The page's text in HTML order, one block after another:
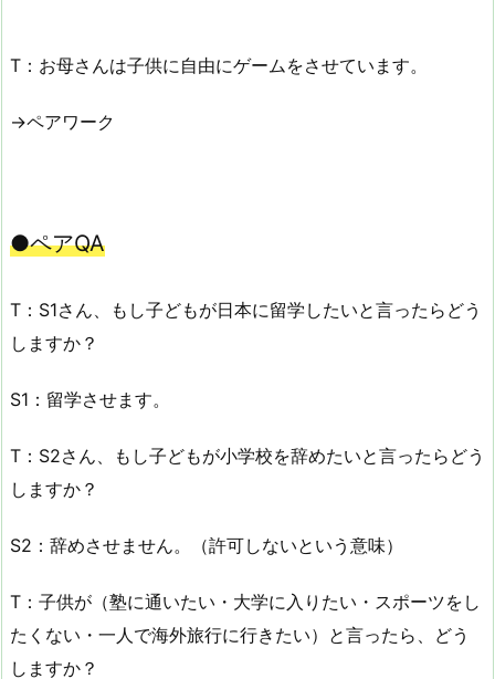
T：お母さんは子供に自由にゲームをさせています。
→ペアワーク
●ペアQA
T：S1さん、もし子どもが日本に留学したいと言ったらどう
しますか？
S1：留学させます。
T：S2さん、もし子どもが小学校を辞めたいと言ったらどう
しますか？
S2：辞めさせません。（許可しないという意味）
T：子供が（塾に通いたい・大学に入りたい・スポーツをし
たくない・一人で海外旅行に行きたい）と言ったら、どう
しますか？